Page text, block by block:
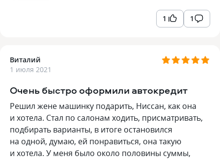
1 1
Виталий
1 июля 2021
Очень быстро оформили автокредит
Решил жене машинку подарить, Ниссан, как она
и хотела. Стал по салонам ходить, присматривать,
подбирать варианты, в итоге остановился
на одной, думаю, ей понравиться, она такую
и хотела. У меня было около половины суммы,